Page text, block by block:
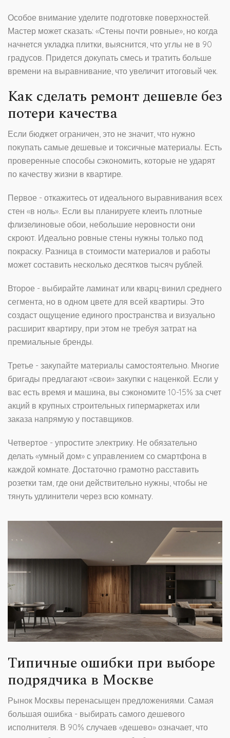
Особое внимание уделите подготовке поверхностей.
Мастер может сказать: «Стены почти ровные», но когда
начнется укладка плитки, выяснится, что углы не в 90
градусов. Придется докупать смесь и тратить больше
времени на выравнивание, что увеличит итоговый чек.
Как сделать ремонт дешевле без
потери качества
Если бюджет ограничен, это не значит, что нужно
покупать самые дешевые и токсичные материалы. Есть
проверенные способы сэкономить, которые не ударят
по качеству жизни в квартире.
Первое - откажитесь от идеального выравнивания всех
стен «в ноль». Если вы планируете клеить плотные
флизелиновые обои, небольшие неровности они
скроют. Идеально ровные стены нужны только под
покраску. Разница в стоимости материалов и работы
может составить несколько десятков тысяч рублей.
Второе - выбирайте ламинат или кварц-винил среднего
сегмента, но в одном цвете для всей квартиры. Это
создаст ощущение единого пространства и визуально
расширит квартиру, при этом не требуя затрат на
премиальные бренды.
Третье - закупайте материалы самостоятельно. Многие
бригады предлагают «свои» закупки с наценкой. Если у
вас есть время и машина, вы сэкономите 10-15% за счет
акций в крупных строительных гипермаркетах или
заказа напрямую у поставщиков.
Четвертое - упростите электрику. Не обязательно
делать «умный дом» с управлением со смартфона в
каждой комнате. Достаточно грамотно расставить
розетки там, где они действительно нужны, чтобы не
тянуть удлинители через всю комнату.
Типичные ошибки при выборе
подрядчика в Москве
Рынок Москвы перенасыщен предложениями. Самая
большая ошибка - выбирать самого дешевого
исполнителя. В 90% случаев «дешево» означает, что